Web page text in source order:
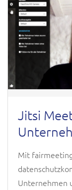
Jitsi
Mit
Unternehmen